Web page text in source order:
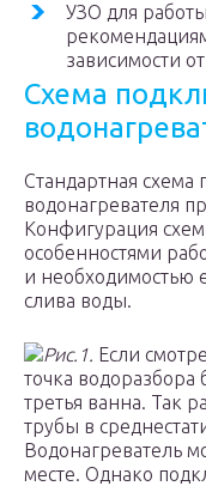
УЗО для
зависимости
Схема
Стандартная
водонагревателя
Конфигурация
особенностями
и необходимостью
слива воды.
Рис.1. Если
точка водоразбора
третья ванна. Так
трубы в
Водонагреватель
месте. Однако